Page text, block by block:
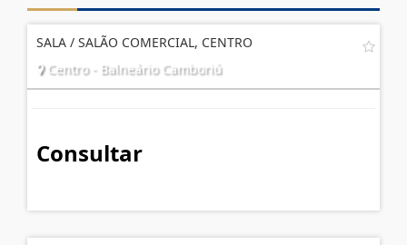
SALA / SALÃO COMERCIAL, CENTRO
Centro - Balneário Camboriú
Consultar